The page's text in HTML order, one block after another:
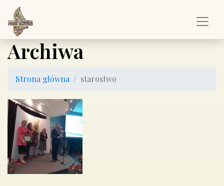
Archiwa
Strona główna starostwo